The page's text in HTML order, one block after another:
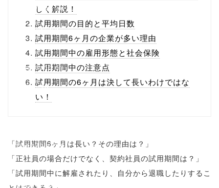
content/themes
/tapbiz_theme/
parts/sns-
buttons.php on
line10
/1131419"
w.open(this.hre
f, 'Gwindow',
'width=550,
しく解説！
試用期間の目的と平均日数
試用期間6ヶ月の企業が多い理由
試用期間中の雇用形態と社会保険
試用期間中の注意点
試用期間の6ヶ月は決して長いわけではな
い！
「試用期間6ヶ月は長い？その理由は？」
「正社員の場合だけでなく、契約社員の試用期間は？」
「試用期間中に解雇されたり、自分から退職したりするこ